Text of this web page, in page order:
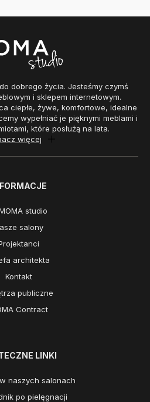
dobrego życia. Jesteśmy czymś
i sklepem internetowym.
ciepłe, żywe, komfortowe, idealne
wypełniać je pięknymi meblami i
które posłużą na lata.
więcej
studio
salony
architekta
Kontakt
publiczne
Contract
LINKI
naszych salonach
po pielęgnacji